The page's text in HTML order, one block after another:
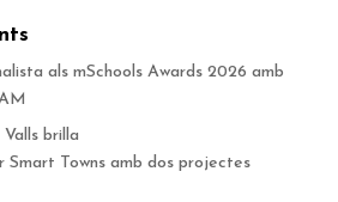
als mSchools Awards 2026 amb
brilla
Towns amb dos projectes